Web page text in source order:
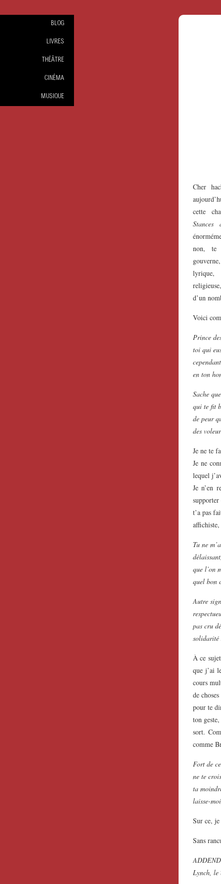
Cher
cette
non, te
lyrique,
d’un
Voici
Prince
toi qui
en ton
Sache
qui te fit
de peur
des
Je ne te
Je ne
lequel
Je n’en
t’a pas
Tu ne
que l’on
quel bon
Autre
pas cru
solidarité
À ce
que j’ai
cours
de
pour te
ton
sort.
comme
Fort de
ne te
ta
laisse-
Sur ce,
Sans
Lynch, le
BLOG
LIVRES
THÉÂTRE
CINÉMA
MUSIQUE